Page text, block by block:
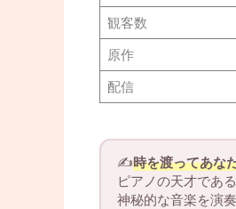
観客数
原作
配信
✍️時を渡ってあな
ピアノの天才であ
神秘的な音楽を演